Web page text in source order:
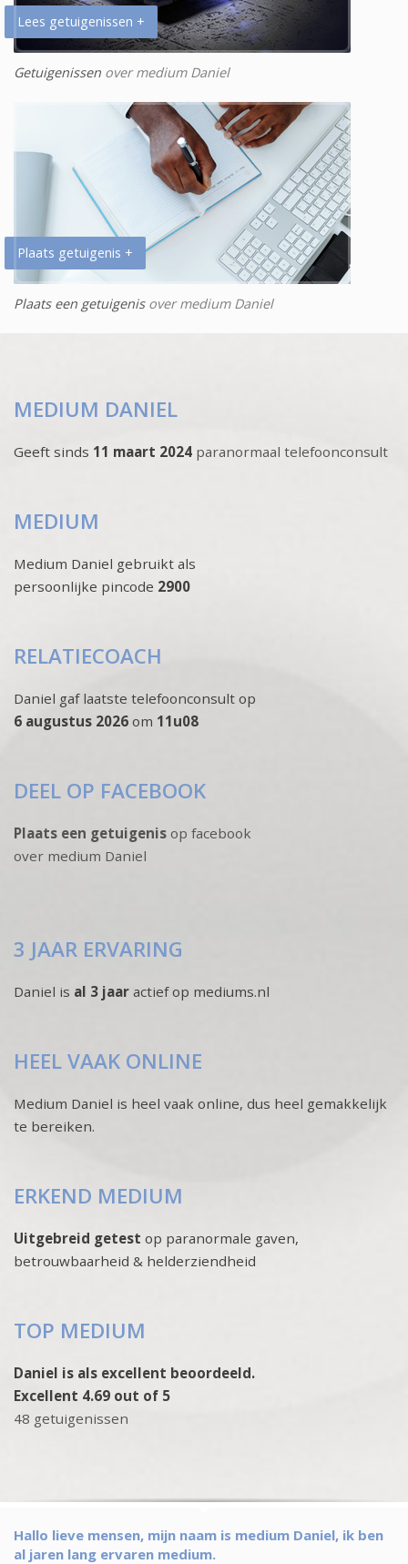
Lees getuigenissen +
Getuigenissen over medium Daniel
Plaats getuigenis +
Plaats een getuigenisover medium Daniel
MEDIUM DANIEL
Geeft sinds 11 maart 2024 paranormaal telefoonconsult
MEDIUM
Medium Daniel gebruikt als
persoonlijke pincode 2900
RELATIECOACH
Daniel gaf laatste telefoonconsult op
6 augustus 2026 om 11u08
DEEL OP FACEBOOK
Plaats een getuigenis op facebook
over medium Daniel
3 JAAR ERVARING
Daniel is al 3 jaar actief op mediums.nl
HEEL VAAK ONLINE
Medium Daniel is heel vaak online, dus heel gemakkelijk
te bereiken.
ERKEND MEDIUM
Uitgebreid getest op paranormale gaven,
betrouwbaarheid & helderziendheid
TOP MEDIUM
Daniel is als excellent beoordeeld.
Excellent 4.69 out of 5
48 getuigenissen
Hallo lieve mensen, mijn naam is medium Daniel, ik ben
al jaren lang ervaren medium.